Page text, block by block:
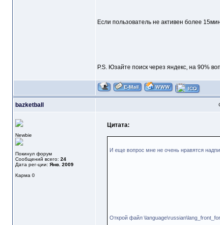
Если пользователь не активен более
P.S. Юзайте поиск через яндекс, на 90%
bazketball
Newbie
Покинул форум
Сообщений всего: 24
Дата рег-ции: Янв. 2009
Карма 0
Цитата:
И еще вопрос мне не очень нравятся
Открой файл